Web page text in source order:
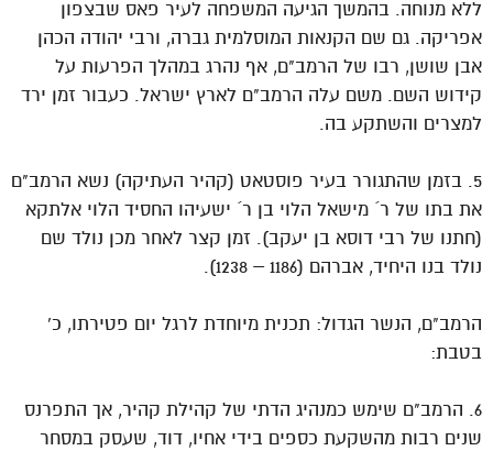
ללא מנוחה. בהמשך הגיעה המשפחה לעיר פאס שבצפון
אפריקה. גם שם הקנאות המוסלמית גברה, ורבי יהודה הכהן
אבן שושן, רבו של הרמב"ם, אף נהרג במהלך הפרעות על
קידוש השם. משם עלה הרמב"ם לארץ ישראל. כעבור זמן ירד
למצרים והשתקע בה.
5. בזמן שהתגורר בעיר פוסטאט (קהיר העתיקה) נשא הרמב"ם
את בתו של ר´ מישאל הלוי בן ר´ ישעיהו החסיד הלוי אלתקא
(חתנו של רבי דוסא בן יעקב). זמן קצר לאחר מכן נולד שם
נולד בנו היחיד, אברהם (1186 – 1238).
הרמב"ם, הנשר הגדול: תכנית מיוחדת לרגל יום פטירתו, כ'
בטבת:
6. הרמב"ם שימש כמנהיג הדתי של קהילת קהיר, אך התפרנס
שנים רבות מהשקעת כספים בידי אחיו, דוד, שעסק במסחר